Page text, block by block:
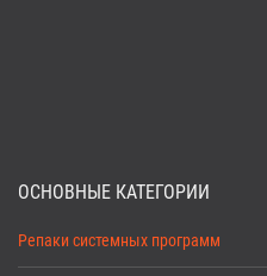
ОСНОВНЫЕ КАТЕГОРИИ
Репаки системных программ